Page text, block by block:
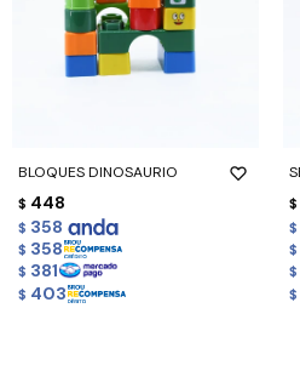
BLOQUES DINOSAURIO
$ 448
$ 358
$ 358
$ 381
$ 403
$
$
$
$
$